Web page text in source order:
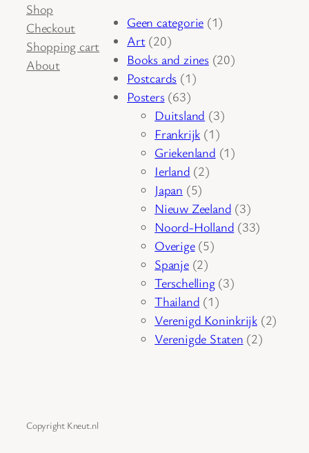
Shop
Checkout
Shopping cart
About
Geen categorie 11
Art 2020
producten
Books and zines 2020
Postcards 11
Posters 6363
producten
Duitsland 33
producten
Frankrijk 11
product
Griekenland 11
Ierland 22
Japan 55
producten
Nieuw Zeeland 33
producten
Noord-Holland 3333
Overige 55
Spanje 22
producten
Terschelling 33
Thailand 11
product
Verenigd Koninkrijk 22
Verenigde Staten 22
Copyright Kneut.nl